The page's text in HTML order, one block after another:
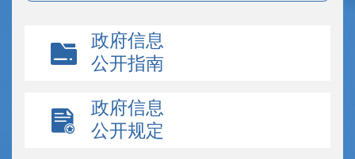
政府信息
公开指南
政府信息
公开规定